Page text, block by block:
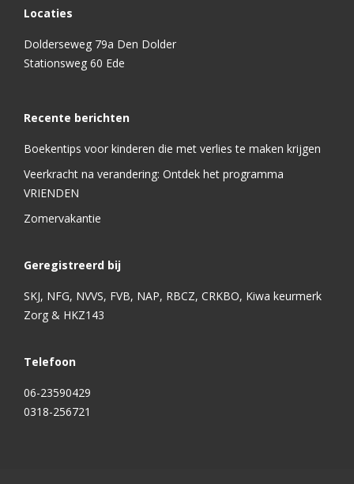
Locaties
Dolderseweg 79a Den Dolder
Stationsweg 60 Ede
Recente berichten
Boekentips voor kinderen die met verlies te maken krijgen
Veerkracht na verandering: Ontdek het programma
VRIENDEN
Zomervakantie
Geregistreerd bij
SKJ, NFG, NVVS, FVB, NAP, RBCZ, CRKBO, Kiwa keurmerk
Zorg & HKZ143
Telefoon
06-23590429
0318-256721